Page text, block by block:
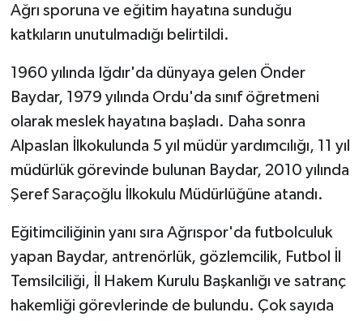
Ağrı sporuna ve eğitim hayatına sunduğu
katkıların unutulmadığı belirtildi.
1960 yılında Iğdır'da dünyaya gelen Önder
Baydar, 1979 yılında Ordu'da sınıf öğretmeni
olarak meslek hayatına başladı. Daha sonra
Alpaslan İlkokulunda 5 yıl müdür yardımcılığı, 11 yıl
müdürlük görevinde bulunan Baydar, 2010 yılında
Şeref Saraçoğlu İlkokulu Müdürlüğüne atandı.
Eğitimciliğinin yanı sıra Ağrıspor'da futbolculuk
yapan Baydar, antrenörlük, gözlemcilik, Futbol İl
Temsilciliği, İl Hakem Kurulu Başkanlığı ve satranç
hakemliği görevlerinde de bulundu. Çok sayıda